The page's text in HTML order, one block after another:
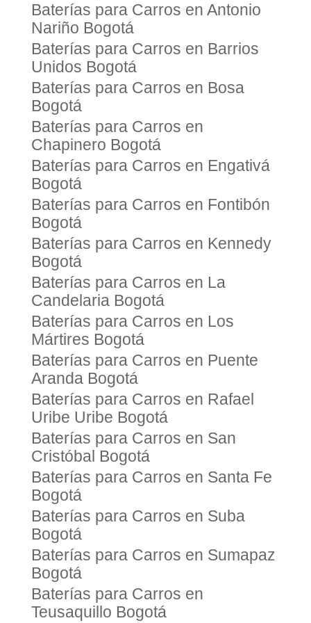
Baterías para Carros en Antonio
Nariño Bogotá
Baterías para Carros en Barrios
Unidos Bogotá
Baterías para Carros en Bosa
Bogotá
Baterías para Carros en
Chapinero Bogotá
Baterías para Carros en Engativá
Bogotá
Baterías para Carros en Fontibón
Bogotá
Baterías para Carros en Kennedy
Bogotá
Baterías para Carros en La
Candelaria Bogotá
Baterías para Carros en Los
Mártires Bogotá
Baterías para Carros en Puente
Aranda Bogotá
Baterías para Carros en Rafael
Uribe Uribe Bogotá
Baterías para Carros en San
Cristóbal Bogotá
Baterías para Carros en Santa Fe
Bogotá
Baterías para Carros en Suba
Bogotá
Baterías para Carros en Sumapaz
Bogotá
Baterías para Carros en
Teusaquillo Bogotá